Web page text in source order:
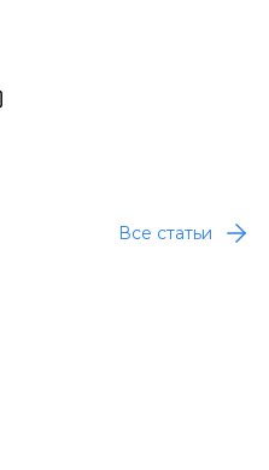
Все статьи